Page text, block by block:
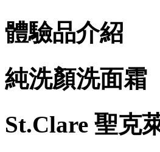
體驗品介紹
純洗顏洗面霜
St.Clare 聖克